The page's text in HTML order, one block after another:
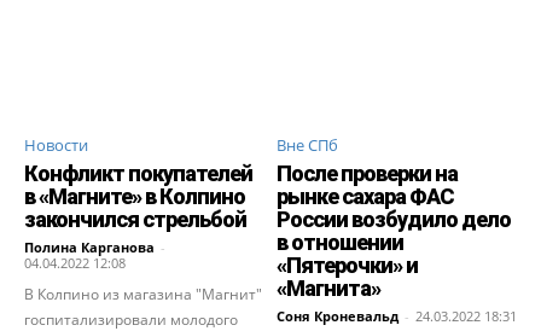
Новости
Конфликт покупателей
в «Магните» в Колпино
закончился стрельбой
Полина Карганова -
04.04.2022 12:08
В Колпино из магазина "Магнит"
госпитализировали молодого
Вне СПб
После проверки на
рынке сахара ФАС
России возбудило дело
в отношении
«Пятерочки» и
«Магнита»
Соня Кроневальд - 24.03.2022 18:31